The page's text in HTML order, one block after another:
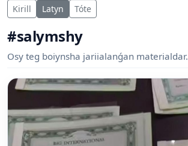
Kirill Latyn Tóte
#salymshy
Osy teg boiynsha jariialanǵan materialdar.